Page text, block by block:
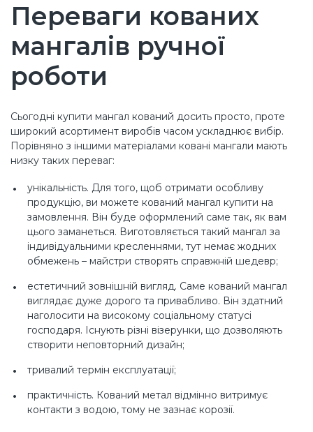
Переваги кованих
мангалів ручної
роботи
Сьогодні купити мангал кований досить просто, проте
широкий асортимент виробів часом ускладнює вибір.
Порівняно з іншими матеріалами ковані мангали мають
низку таких переваг:
унікальність. Для того, щоб отримати особливу
продукцію, ви можете кований мангал купити на
замовлення. Він буде оформлений саме так, як вам
цього заманеться. Виготовляється такий мангал за
індивідуальними кресленнями, тут немає жодних
обмежень – майстри створять справжній шедевр;
естетичний зовнішній вигляд. Саме кований мангал
виглядає дуже дорого та привабливо. Він здатний
наголосити на високому соціальному статусі
господаря. Існують різні візерунки, що дозволяють
створити неповторний дизайн;
тривалий термін експлуатації;
практичність. Кований метал відмінно витримує
контакти з водою, тому не зазнає корозії.